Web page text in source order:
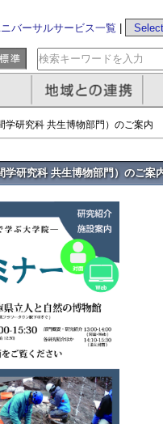
バーサルサービス一覧
研究科 共生博物部門）のご案内
学研究科 共生博物部門）のご案